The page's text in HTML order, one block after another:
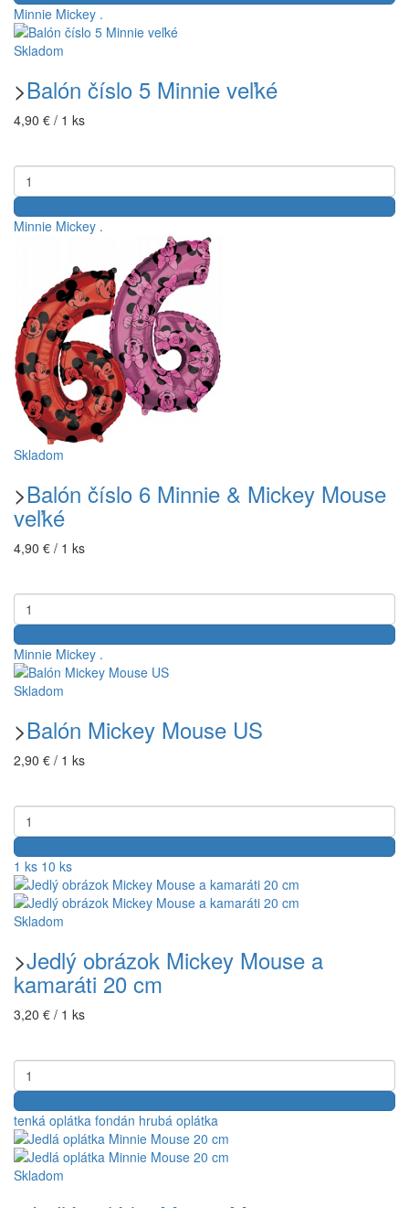
Minnie Mickey .
Skladom
>Balón číslo 5 Minnie veľké
4,90 € / 1 ks
Minnie Mickey .
Skladom
>Balón číslo 6 Minnie & Mickey Mouse
veľké
4,90 € / 1 ks
Minnie Mickey .
Skladom
>Balón Mickey Mouse US
2,90 € / 1 ks
1 ks 10 ks
Skladom
>Jedlý obrázok Mickey Mouse a
kamaráti 20 cm
3,20 € / 1 ks
tenká oplátka fondán hrubá oplátka
Skladom